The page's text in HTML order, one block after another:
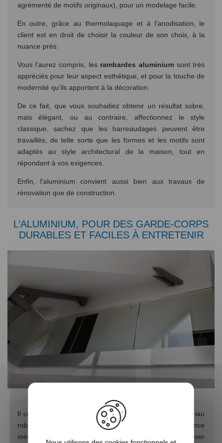
agrémenté de motifs originaux), pour un modelage facile.
En outre, grâce au thermolaquage et à l’anodisation, le
client est en droit de choisir la couleur de son choix, à la
nuance près.
Vous l’aurez compris, les rambardes aluminium sont très
appréciés pour leur aspect esthétique, et pour la touche de
modernité qu'ils apportent à la décoration.
De ce fait, que vous souhaitiez obtenir un résultat sobre,
mais élégant, ou au contraire, affectionnez le style
classique, sachez que les barreaudages peuvent être
travaillés, de telle sorte que les formes et les motifs sont
adaptés au style architectural de la maison, tout en
répondant à vos exigences.
Enfin, l'aluminium convient aussi bien aux travaux de
rénovation que de construction.
L’ALUMINIUM, POUR DES GARDE-CORPS
DURABLES ET FACILES À ENTRETENIR
Il convient de souligner ici que l’aluminium est un matériau
robuste. Il offre de fait une excellente résistance
mécanique, et ne risque pas de se plier ou de se casser